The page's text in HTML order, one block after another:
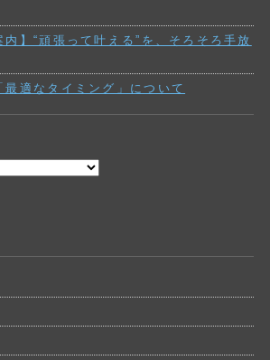
内】“頑張って叶える”を、そろそろ手放
適なタイミング」について